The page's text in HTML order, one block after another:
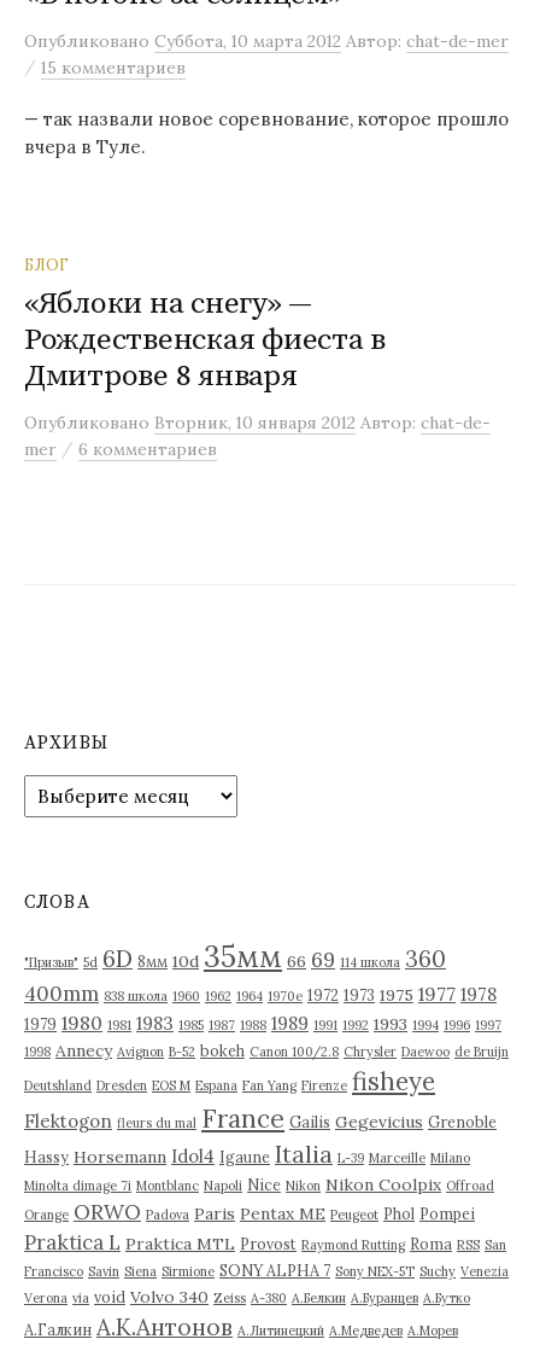
м
у
Опубликовано Суббота, 10 марта 2012 Автор: chat-de-mer
/ 15 комментариев
— так назвали новое соревнование, которое прошло
вчера в Туле.
БЛОГ
«Яблоки на снегу» —
Рождественская фиеста в
Дмитрове 8 января
Опубликовано Вторник, 10 января 2012 Автор: chat-de-
mer / 6 комментариев
АРХИВЫ
р
в
СЛОВА
"Призыв" 5d 6D 8мм 10d 35мм 66 69 114 школа 360
400mm 838 школа 1960 1962 1964 1970е 1972 1973 1975 1977 1978
1979 1980 1981 1983 1985 1987 1988 1989 1991 1992 1993 1994 1996 1997
1998 Annecy Avignon B-52 bokeh Canon 100/2.8 Chrysler Daewoo de Bruijn
Deutshland Dresden EOS M Espana Fan Yang Firenze fisheye
Flektogon fleurs du mal France Gailis Gegevicius Grenoble
Hassy Horsemann Idol4 Igaune Italia L-39 Marceille Milano
Minolta dimage 7i Montblanc Napoli Nice Nikon Nikon Coolpix Offroad
Orange ORWO Padova Paris Pentax ME Peugeot Phol Pompei
Praktica L Praktica MTL Provost Raymond Rutting Roma RSS San
Francisco Savin Siena Sirmione SONY ALPHA 7 Sony NEX-5T Suchy Venezia
Verona via void Volvo 340 Zeiss А-380 А.Белкин А.Буранцев А.Бутко
А.Галкин А.К.Антонов А.Литинецкий А.Медведев А.Морев